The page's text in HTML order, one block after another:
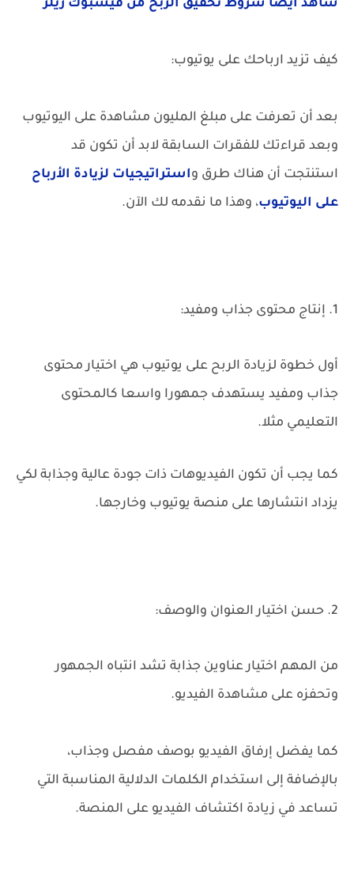
شاهد أيضا شروط تحقيق الربح من فيسبوك ريلز
كيف تزيد ارباحك على يوتيوب:
بعد أن تعرفت على مبلغ المليون مشاهدة على اليوتيوب
وبعد قراءتك للفقرات السابقة لابد أن تكون قد
استنتجت أن هناك طرق واستراتيجيات لزيادة الأرباح
على اليوتيوب، وهذا ما نقدمه لك الآن.
1. إنتاج محتوى جذاب ومفيد:
أول خطوة لزيادة الربح على يوتيوب هي اختيار محتوى
جذاب ومفيد يستهدف جمهورا واسعا كالمحتوى
التعليمي مثلا.
كما يجب أن تكون الفيديوهات ذات جودة عالية وجذابة لكي
يزداد انتشارها على منصة يوتيوب وخارجها.
2. حسن اختيار العنوان والوصف:
من المهم اختيار عناوين جذابة تشد انتباه الجمهور
وتحفزه على مشاهدة الفيديو.
كما يفضل إرفاق الفيديو بوصف مفصل وجذاب،
بالإضافة إلى استخدام الكلمات الدلالية المناسبة التي
تساعد في زيادة اكتشاف الفيديو على المنصة.